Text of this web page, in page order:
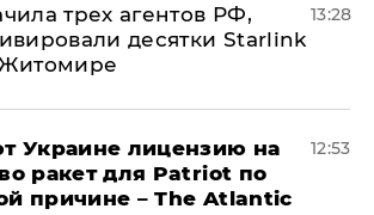
трех агентов РФ,
десятки Starlink
13:28
Украине лицензию на
ракет для Patriot по
причине – The Atlantic
12:53